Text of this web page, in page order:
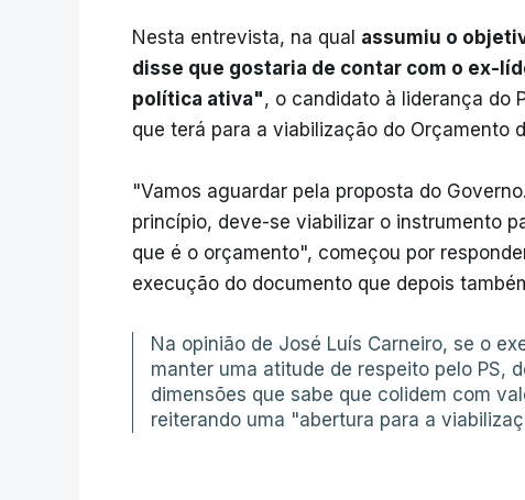
Nesta entrevista, na qual assumiu o
disse que gostaria de contar com o ex-
política ativa", o candidato à liderança do
que terá para a viabilização do Orçamento
"Vamos aguardar pela proposta do
princípio, deve-se viabilizar o instrumento
que é o orçamento", começou por
execução do documento que depois
Na opinião de José Luís Carneiro, se o
manter uma atitude de respeito pelo PS,
dimensões que sabe que colidem com
reiterando uma "abertura para a